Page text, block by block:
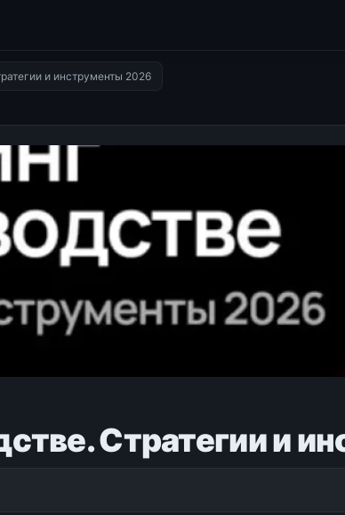
и инструменты 2026
Стратегии и